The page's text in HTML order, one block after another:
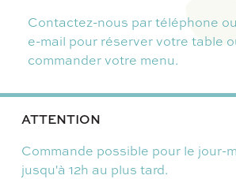
Contactez-nous par téléphone
e-mail pour réserver votre table
commander votre menu.
ATTENTION
Commande possible pour le jour-
jusqu'à 12h au plus tard.